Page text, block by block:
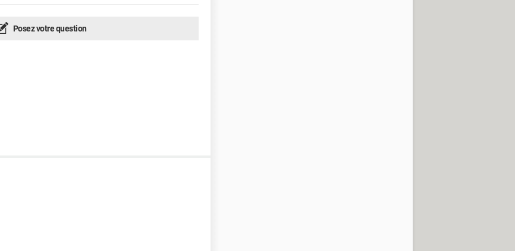
Posez votre question